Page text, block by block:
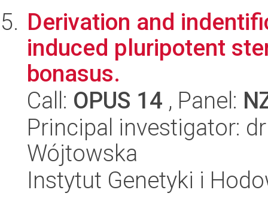
Derivation and
induced pluripotent
bonasus.
Call: OPUS 14 , Panel:
Principal investigator:
Wójtowska
Instytut Genetyki i